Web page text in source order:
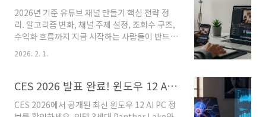
2026년 기준 유튜브 채널 만들기 핵심 전략 정
리. 알고리즘 변화, 채널 주제 설정, 조회수 구조,
수익화 흐름까지 지금 시작하는 사람들이 반드시
알아야 할 실전 가이드. 유튜브는 여전히 가장 강
력한 콘텐츠 플랫폼입니다. 하지만 2026년의 유
동합니다. 단순 조회수나 클릭률만으로는 지속
츠 가치가 더욱 큰 영향을 미칩니다. 이 글에서는
2026. 2. 1.
CES 2026 발표 완료! 윈도우 12 AI PC, 지금 예약 구매해도 될까?
CES 2026에서 공개된 최신 윈도우 12 AI PC 정